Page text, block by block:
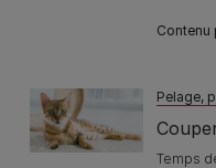
Contenu
Pelage,
Temps